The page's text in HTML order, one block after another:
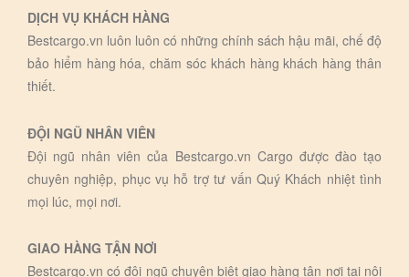
DỊCH VỤ KHÁCH HÀNG
Bestcargo.vn luôn luôn có những chính sách hậu mãi, chế độ
bảo hiểm hàng hóa, chăm sóc khách hàng khách hàng thân
thiết.
ĐỘI NGŨ NHÂN VIÊN
Đội ngũ nhân viên của Bestcargo.vn Cargo được đào tạo
chuyên nghiệp, phục vụ hỗ trợ tư vấn Quý Khách nhiệt tình
mọi lúc, mọi nơi.
GIAO HÀNG TẬN NƠI
Bestcargo.vn có đội ngũ chuyên biệt giao hàng tận nơi tại nội